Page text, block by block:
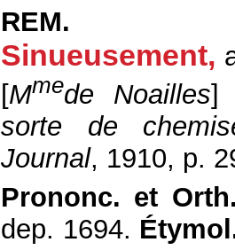
REM.
Sinueusement,
[Mmede Noailles]
sorte de
Journal, 1910, p.
Prononc. et
dep. 1694.